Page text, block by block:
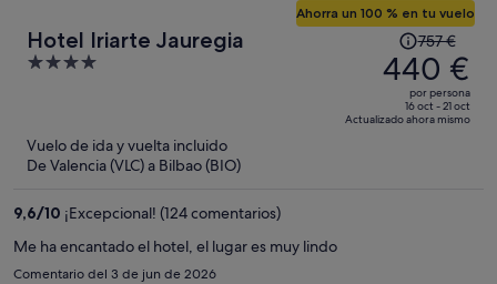
Hotel Iriarte Jauregia
4
Ahorra un 100 % en tu vuelo
precio
era
757 €,
757 €
440 €
por persona
16 oct - 21 oct
Actualizado ahora mismo
Vuelo de ida y vuelta incluido
De Valencia (VLC) a Bilbao (BIO)
9,6/10 ¡Excepcional! (124 comentarios)
Me ha encantado el hotel, el lugar es muy lindo
Comentario del 3 de jun de 2026